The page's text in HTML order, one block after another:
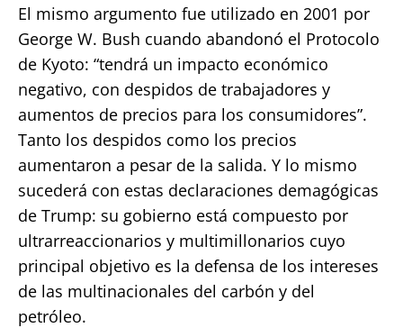
El mismo argumento fue utilizado en 2001 por
George W. Bush cuando abandonó el Protocolo
de Kyoto: “tendrá un impacto económico
negativo, con despidos de trabajadores y
aumentos de precios para los consumidores”.
Tanto los despidos como los precios
aumentaron a pesar de la salida. Y lo mismo
sucederá con estas declaraciones demagógicas
de Trump: su gobierno está compuesto por
ultrarreaccionarios y multimillonarios cuyo
principal objetivo es la defensa de los intereses
de las multinacionales del carbón y del
petróleo.